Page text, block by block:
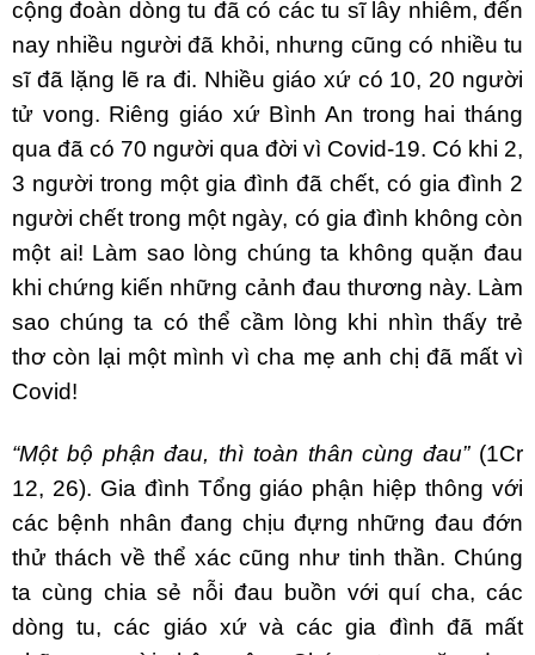
cộng đoàn dòng tu đã có các tu sĩ lây nhiễm, đến
nay nhiều người đã khỏi, nhưng cũng có nhiều tu
sĩ đã lặng lẽ ra đi. Nhiều giáo xứ có 10, 20 người
tử vong. Riêng giáo xứ Bình An trong hai tháng
qua đã có 70 người qua đời vì Covid-19. Có khi 2,
3 người trong một gia đình đã chết, có gia đình 2
người chết trong một ngày, có gia đình không còn
một ai! Làm sao lòng chúng ta không quặn đau
khi chứng kiến những cảnh đau thương này. Làm
sao chúng ta có thể cầm lòng khi nhìn thấy trẻ
thơ còn lại một mình vì cha mẹ anh chị đã mất vì
Covid!
“Một bộ phận đau, thì toàn thân cùng đau” (1Cr
12, 26). Gia đình Tổng giáo phận hiệp thông với
các bệnh nhân đang chịu đựng những đau đớn
thử thách về thể xác cũng như tinh thần. Chúng
ta cùng chia sẻ nỗi đau buồn với quí cha, các
dòng tu, các giáo xứ và các gia đình đã mất